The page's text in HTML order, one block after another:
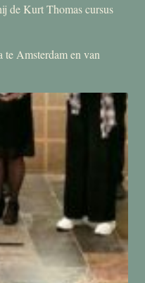
de Kurt Thomas cursus
te Amsterdam en van